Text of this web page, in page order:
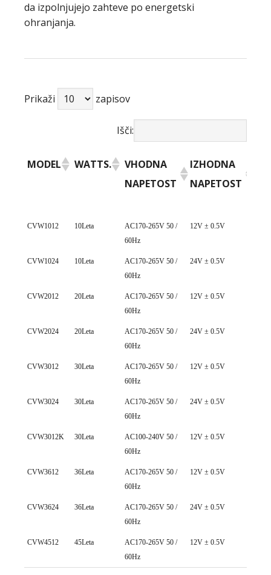
da izpolnjujejo zahteve po energetski
ohranjanja.
Prikaži zapisov
Išči:
MODEL WATTS.
VHODNA
NAPETOST
IZHODNA
NAPETOST
MODEL WATTS.
VHODNA
NAPETOST
IZHODNA
CVW1012 10Leta
AC170-265V 50 /
60Hz
12V ± 0.5V
CVW1024 10Leta
AC170-265V 50 /
60Hz
24V ± 0.5V
CVW2012 20Leta
AC170-265V 50 /
60Hz
12V ± 0.5V
CVW2024 20Leta
AC170-265V 50 /
60Hz
24V ± 0.5V
CVW3012 30Leta
AC170-265V 50 /
60Hz
12V ± 0.5V
CVW3024 30Leta
AC170-265V 50 /
60Hz
24V ± 0.5V
CVW3012K 30Leta
AC100-240V 50 /
60Hz
12V ± 0.5V
CVW3612 36Leta
AC170-265V 50 /
60Hz
12V ± 0.5V
CVW3624 36Leta
AC170-265V 50 /
60Hz
24V ± 0.5V
CVW4512 45Leta
AC170-265V 50 /
60Hz
12V ± 0.5V